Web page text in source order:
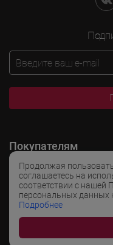
Продолжая
соглашаетесь на
соответствии с нашей
персональных данных
Подробнее
Покупателям
O LADOGA Wine
Интересные разделы
Популярные